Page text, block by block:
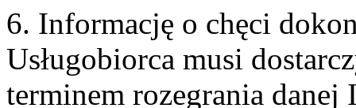
6. Informację o chęci
Usługobiorca musi
terminem rozegrania